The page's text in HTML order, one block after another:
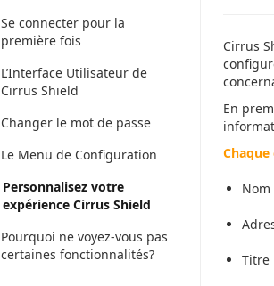
Se connecter pour la
première fois
L’Interface Utilisateur de
Cirrus Shield
Changer le mot de passe
Le Menu de Configuration
Personnalisez votre
expérience Cirrus Shield
Pourquoi ne voyez-vous pas
certaines fonctionnalités?
Cirrus
En
Titre